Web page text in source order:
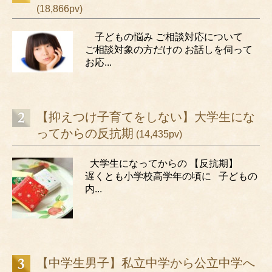
(18,866pv)
子どもの悩み ご相談対応について
ご相談対象の方だけの お話しを伺って
お応...
【抑えつけ子育てをしない】大学生にな
ってからの反抗期 (14,435pv)
大学生になってからの 【反抗期】
遅くとも小学校高学年の頃に 子どもの
内...
【中学生男子】私立中学から公立中学へ